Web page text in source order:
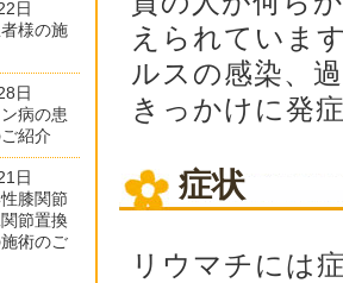
えられていま
ルスの感染、
きっかけに発
症状
リウマチには
日
様の施
日
病の患
紹介
日
膝関節
節置換
術のご